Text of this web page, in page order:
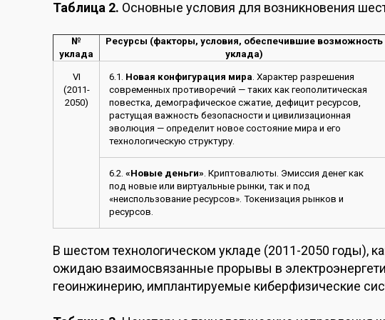
Таблица 2. Основные условия для возникновения
№
уклада
Ресурсы (факторы, условия, обеспечившие возможность
уклада)
VI
(2011-
2050)
6.1. Новая конфигурация мира . Характер разрешения
современных противоречий — таких как геополитическая
повестка, демографическое сжатие, дефицит ресурсов,
растущая важность безопасности и цивилизационная
эволюция — определит новое состояние мира и его
технологическую структуру.
6.2.«Новые деньги» . Криптовалюты. Эмиссия денег как
под новые или виртуальные рынки, так и под
«неиспользование ресурсов». Токенизация рынков и
ресурсов.
В шестом технологическом укладе (2011-2050 годы),
ожидаю взаимосвязанные прорывы в
геоинжинерию, имплантируемые киберфизические